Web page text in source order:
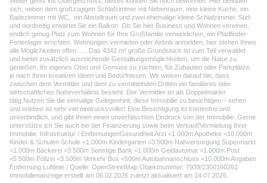
sich, neben dem großzügigen Schlafzimmer mit Nebenraum, eine kleine Küche, ein
Badezimmer mit WC, ein Abstellraum und zwei ehemalige kleine Schlafzimmer. Süd-
und nordseitig erwartet Sie ein Balkon. Ob Sie hier Business und Wohnen vereinen,
endlich genug Platz zum Wohnen für Ihre Großfamilie verwirklichen, ein Pfadfinder-
Ferienlager errichten, Wohnungen vermieten oder Airbnb anmelden, hier stehen Ihnen
alle Möglichkeiten offen...... Das 4342 m² große Grundstück ist zum Teil verwaldet
und bietet zusätzlich ausreichende Gestalltungsmöglichkeiten, um die Natur zu
genießen, Ihr eigenes Obst und Gemüse zu züchten, für Zubauten oder Parkplätze,
je nach Ihren kreativen Ideen und Bedürfnissen. Wir weisen darauf hin, dass
zwischen dem Vermittler und dem zu vermittelnden Dritten ein familiäres oder
wirtschaftliches Naheverhältnis besteht. Der Vermittler ist als Doppelmakler
tätig.Nutzen Sie die einmalige Gelegenheit, diese Immobilie zu besichtigen – sehen
und erleben ist sehr viel eindrucksvoller! Eine Besichtigung ist kostenfrei und
unverbindlich, und gibt Ihnen einen unverfälschten Eindruck von der Immobilie. Gerne
unterstütze ich Sie auch bei der Finanzierung sowie beim Verkauf/Vermietung Ihrer
Immobilie. Infrastruktur / EntfernungenGesundheit Arzt <1.000m Apotheke <10.000m
Kinder & Schulen Schule <1.000m Kindergarten <3.500m Nahversorgung Supermarkt
<1.000m Bäckerei <3.500m Sonstige Bank <1.000m Geldautomat <1.000m Post
<5.500m Polizei <3.500m Verkehr Bus <500m Autobahnanschluss <10.000m Angaben
Entfernung Luftlinie / Quelle: OpenStreetMap Objektnummer: 7939/2300160261
Immobilienanzeige erstellt am 06.02.2026 zuletzt aktualisiert am 14.07.2026.